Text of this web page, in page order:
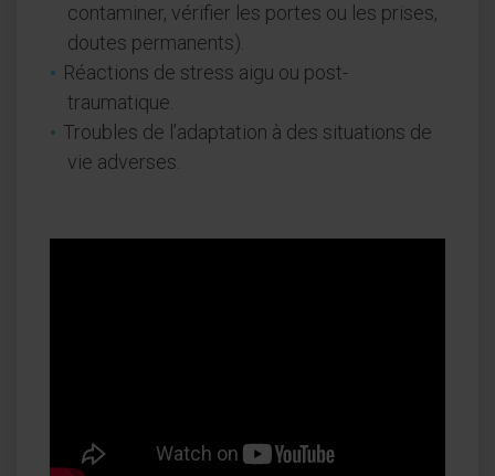
contaminer, vérifier les portes ou les prises,
doutes permanents).
Réactions de stress aigu ou post-
traumatique.
Troubles de l’adaptation à des situations de
vie adverses.